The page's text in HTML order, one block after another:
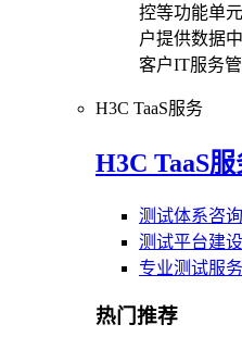
控等功能单
户提供数据
客户IT服务管
H3C TaaS服务
H3C TaaS服
测试体系咨询
测试平台建设
专业测试服务
热门推荐